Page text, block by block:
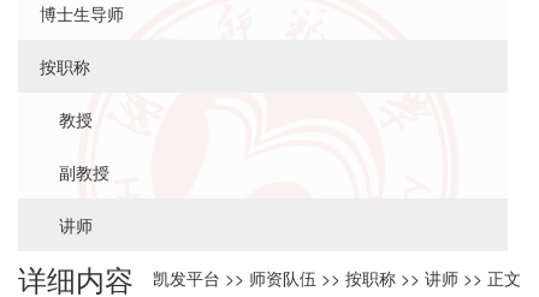
博士生导师
按职称
教授
副教授
讲师
凯发平台 >> 师资队伍 >> 按职称 >> 讲师 >> 正文
详细内容